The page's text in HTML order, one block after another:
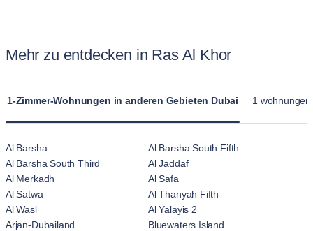
Mehr zu entdecken in Ras Al Khor
1-Zimmer-Wohnungen in anderen Gebieten Dubai 1
Al Barsha
Al Barsha South Fifth
Al Barsha South Third
Al Jaddaf
Al Merkadh
Al Safa
Al Satwa
Al Thanyah Fifth
Al Wasl
Al Yalayis 2
Arjan-Dubailand
Bluewaters Island